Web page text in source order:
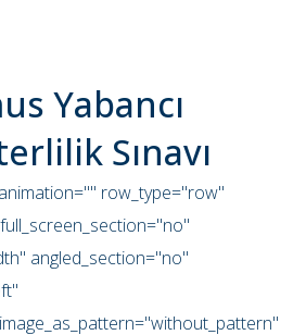
Yabancı
Sınavı
row_type="row"
angled_section="no"